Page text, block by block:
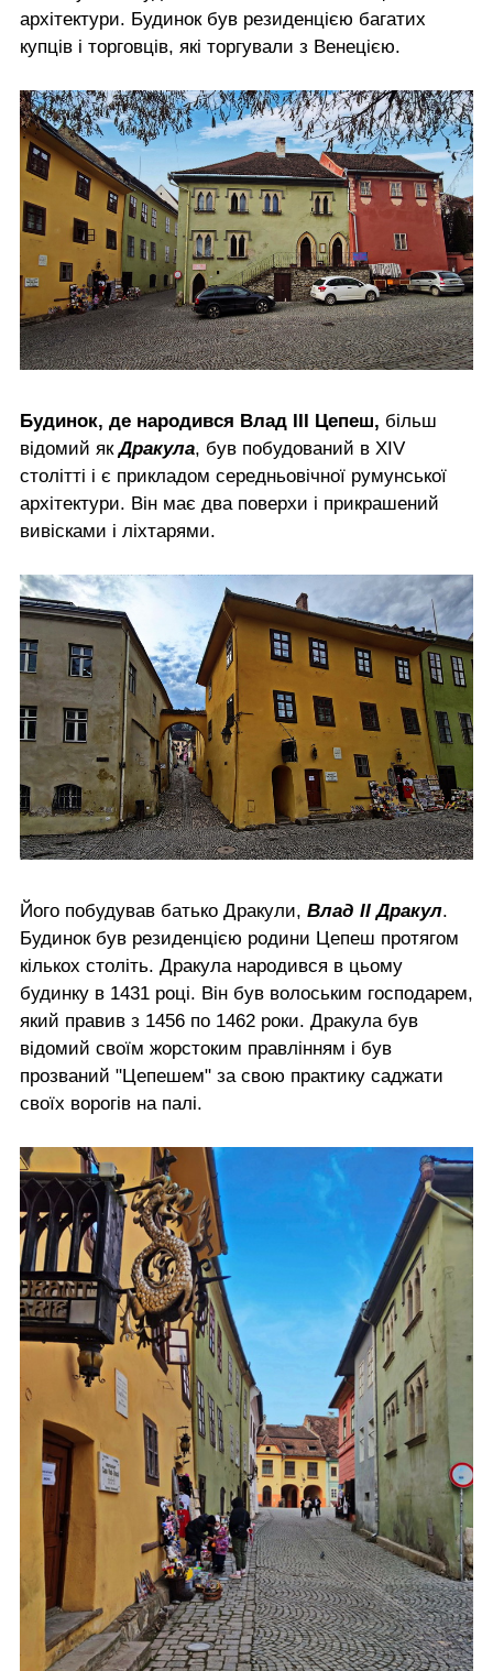
архітектури. Будинок був резиденцією багатих
купців і торговців, які торгували з Венецією.
Будинок, де народився Влад III Цепеш, більш
відомий якДракула, був побудований в XIV
столітті і є прикладом середньовічної румунської
архітектури. Він має два поверхи і прикрашений
вивісками і ліхтарями.
Його побудував батько Дракули, Влад II Дракул.
Будинок був резиденцією родини Цепеш протягом
кількох століть. Дракула народився в цьому
будинку в 1431 році. Він був волоським господарем,
який правив з 1456 по 1462 роки. Дракула був
відомий своїм жорстоким правлінням і був
прозваний "Цепешем" за свою практику саджати
своїх ворогів на палі.